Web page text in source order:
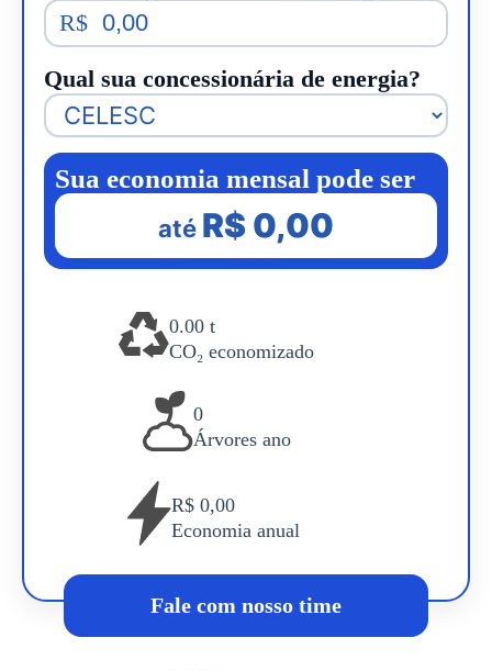
R$
Qual sua concessionária de energia?
Sua economia mensal pode ser
até R$ 0,00
0.00 t
CO₂ economizado
0
Árvores ano
R$ 0,00
Economia anual
Fale com nosso time